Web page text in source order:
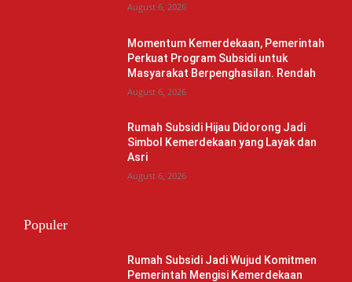
August 6, 2026
Momentum Kemerdekaan, Pemerintah
Perkuat Program Subsidi untuk
Masyarakat Berpenghasilan. Rendah
August 6, 2026
Rumah Subsidi Hijau Didorong Jadi
Simbol Kemerdekaan yang Layak dan
Asri
August 6, 2026
Populer
Rumah Subsidi Jadi Wujud Komitmen
Pemerintah Mengisi Kemerdekaan